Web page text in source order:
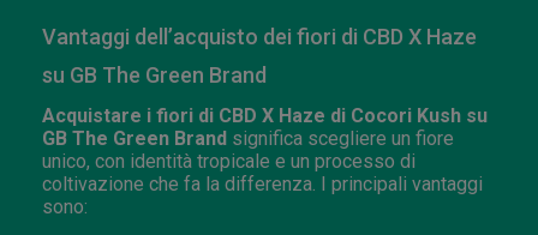
Vantaggi dell’acquisto dei fiori di CBD X Haze
su GB The Green Brand
Acquistare i fiori di CBD X Haze di Cocori Kush su
GB The Green Brand significa scegliere un fiore
unico, con identità tropicale e un processo di
coltivazione che fa la differenza. I principali vantaggi
sono: